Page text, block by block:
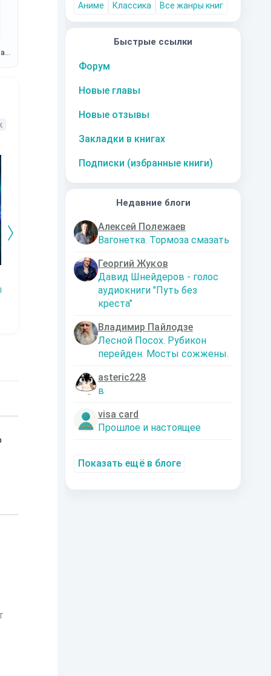
Аниме
Классика Все жанры книг
Быстрые ссылки
Форум
Новые главы
Новые отзывы
Закладки в книгах
Подписки (избранные книги)
Недавние блоги
Алексей Полежаев
Вагонетка. Тормоза смазать
Георгий Жуков
Давид Шнейдеров - голос
аудиокниги "Путь без
креста"
Владимир Пайлодзе
Лесной Посох. Рубикон
перейден. Мосты сожжены.
asteric228
в
visa card
Прошлое и настоящее
Показать ещё в блоге
Технарь.
Константин
Муравьев
Заместитель
императора